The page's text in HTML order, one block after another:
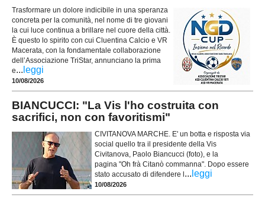
Trasformare un dolore indicibile in una speranza
concreta per la comunità, nel nome di tre giovani
la cui luce continua a brillare nel cuore della città.
È questo lo spirito con cui Cluentina Calcio e VR
Macerata, con la fondamentale collaborazione
dell’Associazione TriStar, annunciano la prima
e... leggi
10/08/2026
BIANCUCCI: "La Vis l'ho costruita con
sacrifici, non con favoritismi"
CIVITANOVA MARCHE. E' un botta e risposta via
social quello tra il presidente della Vis
Civitanova, Paolo Biancucci (foto), e la
pagina "Oh frà Citanò commanna". Dopo essere
stato accusato di difendere l ... leggi
10/08/2026